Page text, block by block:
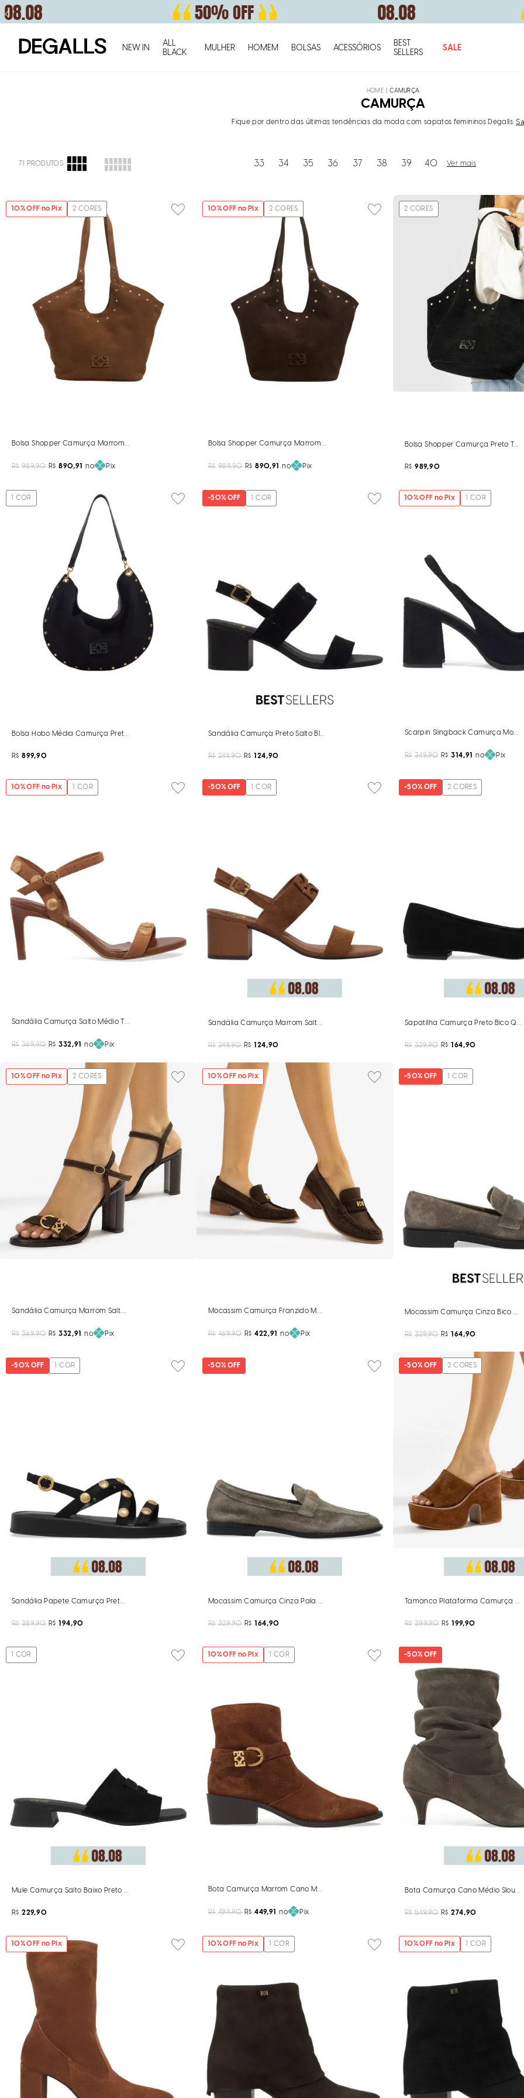
NEW IN
ALL
BLACK
MULHER HOMEM BOLSAS ACESSÓRIOS
BEST
SELLERS
SALE
CAMURÇA
CAMURÇA
Fique por dentro das últimas tendências da moda com sapatos femininos Degalls.
71 PRODUTOS 33 34 35 36 37 38 39 40 Ver mais
10% OFF no Pix 2 CORES
Bolsa Shopper Camurça Marrom Tachas
R$ 989,90 R$ 890,91 no Pix
10% OFF no Pix 2 CORES
Bolsa Shopper Camurça Marrom Café Tachas
R$ 989,90 R$ 890,91 no Pix
2 CORES
Bolsa Shopper Camurça Preto
R$ 989,90
1 COR
Bolsa Hobo Média Camurça Preto Tachas
R$ 899,90
-50% OFF 1 COR
Sandália Camurça Preto Salto Bloco Monograma
R$ 249,90 R$ 124,90
10% OFF no Pix 1 COR
Scarpin Slingback Camurça
R$ 349,90 R$ 314,91 no Pix
10% OFF no Pix 1 COR
Sandália Camurça Salto Médio Tachas Caramelo
R$ 369,90 R$ 332,91 no Pix
-50% OFF 1 COR
Sandália Camurça Marrom Salto Bloco Monograma
R$ 249,90 R$ 124,90
-50% OFF 2 CORES
Sapatilha Camurça Preto Bico
R$ 329,90 R$ 164,90
10% OFF no Pix 2 CORES
Sandália Camurça Marrom Salto Médio Fivela
R$ 369,90 R$ 332,91 no Pix
10% OFF no Pix
Mocassim Camurça Franzido Marrom Salto Baixo
R$ 469,90 R$ 422,91 no Pix
-50% OFF 1 COR
Mocassim Camurça Cinza Bico
R$ 329,90 R$ 164,90
-50% OFF 1 COR
Sandália Papete Camurça Preta Tachas
R$ 389,90 R$ 194,90
-50% OFF
Mocassim Camurça Cinza Pala Monograma
R$ 329,90 R$ 164,90
-50% OFF 2 CORES
Tamanco Plataforma Camurça
R$ 399,90 R$ 199,90
1 COR
Mule Camurça Salto Baixo Preto Monograma
R$ 229,90
10% OFF no Pix 1 COR
Bota Camurça Marrom Cano Médio Fivela
R$ 499,90 R$ 449,91 no Pix
-50% OFF
Bota Camurça Cano Médio
R$ 549,90 R$ 274,90
10% OFF no Pix 10% OFF no Pix 1 COR 10% OFF no Pix 1 COR